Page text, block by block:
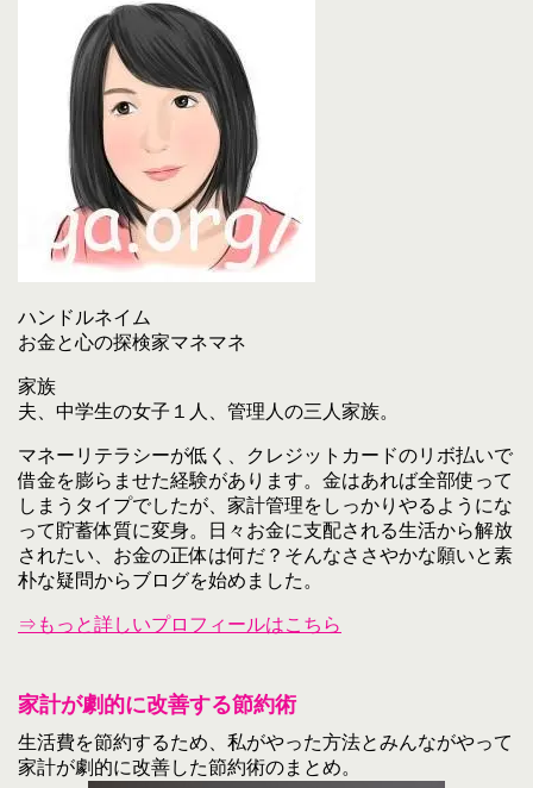
ハンドルネイム
お金と心の探検家マネマネ
家族
夫、中学生の女子１人、管理人の三人家族。
マネーリテラシーが低く、クレジットカードのリボ払いで
借金を膨らませた経験があります。金はあれば全部使って
しまうタイプでしたが、家計管理をしっかりやるようにな
って貯蓄体質に変身。日々お金に支配される生活から解放
されたい、お金の正体は何だ？そんなささやかな願いと素
朴な疑問からブログを始めました。
⇒もっと詳しいプロフィールはこちら
家計が劇的に改善する節約術
生活費を節約するため、私がやった方法とみんながやって
家計が劇的に改善した節約術のまとめ。